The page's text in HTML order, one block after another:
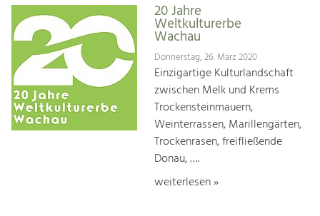
20 Jahre
Weltkulturerbe
Wachau
Donnerstag, 26. März 2020
Einzigartige Kulturlandschaft
zwischen Melk und Krems
Trockensteinmauern,
Weinterrassen, Marillengärten,
Trockenrasen, freifließende
Donau, ….
weiterlesen »